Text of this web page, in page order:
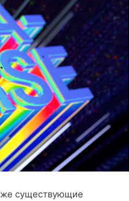
существующие